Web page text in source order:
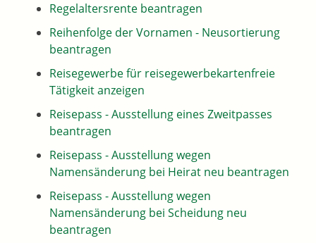
Regelaltersrente beantragen
Reihenfolge der Vornamen - Neusortierung
beantragen
Reisegewerbe für reisegewerbekartenfreie
Tätigkeit anzeigen
Reisepass - Ausstellung eines Zweitpasses
beantragen
Reisepass - Ausstellung wegen
Namensänderung bei Heirat neu beantragen
Reisepass - Ausstellung wegen
Namensänderung bei Scheidung neu
beantragen